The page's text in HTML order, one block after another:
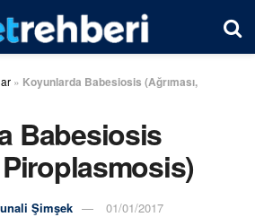
» Koyunlarda Babesiosis (Ağrıması,
Babesiosis
Piroplasmosis)
Şimşek 01/01/2017